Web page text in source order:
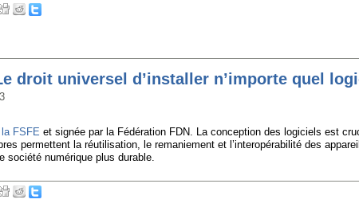
droit universel d’installer n’importe quel
FSFE et signée par la Fédération FDN. La conception des logiciels est
permettent la réutilisation, le remaniement et l’interopérabilité des
société numérique plus durable.